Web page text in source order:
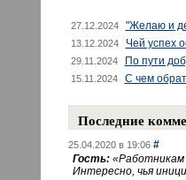
27.12.2024 "Желаю и
13.12.2024 Чей успех
29.11.2024 По пути
15.11.2024 С чем
Последние
25.04.2020 в 19:06 #
Гость: «Работникам
Интересно, чья